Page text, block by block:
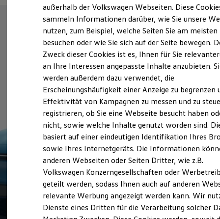
Elektrofahrzeugkonzepte
Reichweite
Reichweite der ID. Modelle
Reichweite im Winter
Laden
Laden unterwegs
Laden Zuhause
Ladezeitensimulator
Batterie
Sicherheit
Garantie und Lebensdauer
Nachhaltigkeit
Technologie
Kosten und Kauf
Verbrauchskosten
Kaufoptionen
E-Auto-Förderung
Software und Konnektivität
Die ID. Software 6
ID. Software Versionen und Updates
Digitale Extras
Schnittstellen zu Ihrem ID.
außerhalb der Volkswagen Webseiten. Diese
sammeln Informationen darüber, wie Sie unsere
nutzen, zum Beispiel, welche Seiten Sie am meisten
besuchen oder wie Sie sich auf der Seite bewegen.
Zweck dieser Cookies ist es, Ihnen für Sie
an Ihre Interessen angepasste Inhalte anzubieten.
werden außerdem dazu verwendet, die
Erscheinungshäufigkeit einer Anzeige zu begrenzen
Effektivität von Kampagnen zu messen und zu
registrieren, ob Sie eine Webseite besucht haben
nicht, sowie welche Inhalte genutzt worden sind.
basiert auf einer eindeutigen Identifikation Ihres
sowie Ihres Internetgeräts. Die Informationen
anderen Webseiten oder Seiten Dritter, wie z.B.
Volkswagen Konzerngesellschaften oder
geteilt werden, sodass Ihnen auch auf anderen
relevante Werbung angezeigt werden kann. Wir
Dienste eines Dritten für die Verarbeitung solcher